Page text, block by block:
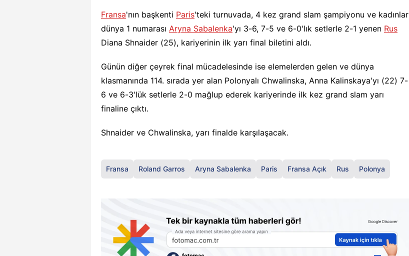
Fransa'nın başkenti Paris'teki turnuvada, 4 kez grand slam şampiyonu ve kadınlar
dünya 1 numarası Aryna Sabalenka'yı 3-6, 7-5 ve 6-0'lık setlerle 2-1 yenen Rus
Diana Shnaider (25), kariyerinin ilk yarı final biletini aldı.
Günün diğer çeyrek final mücadelesinde ise elemelerden gelen ve dünya
klasmanında 114. sırada yer alan Polonyalı Chwalinska, Anna Kalinskaya'yı (22) 7-
6 ve 6-3'lük setlerle 2-0 mağlup ederek kariyerinde ilk kez grand slam yarı
finaline çıktı.
Shnaider ve Chwalinska, yarı finalde karşılaşacak.
Fransa Roland Garros Aryna Sabalenka Paris Fransa Açık Rus Polonya